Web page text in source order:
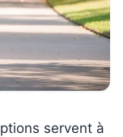
servent à